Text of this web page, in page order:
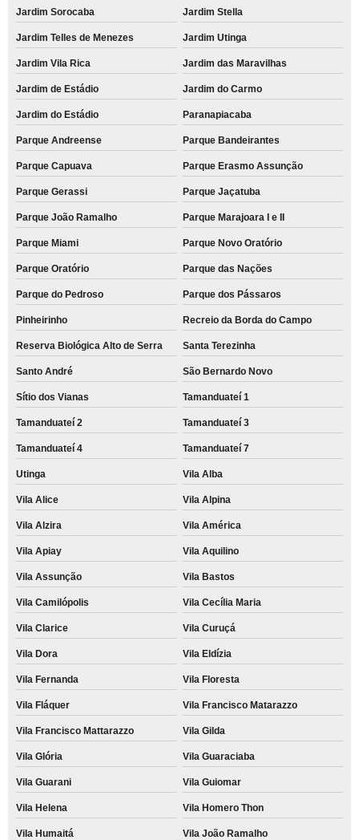
comodato de impressora a laser monocromática valores Pirituba
comodato de impressora para empresa valores Jardim dos Camargos
comodato de impressora a laser multifuncional colorida Vila Musa
onde faço comodato de impressora multifuncional para escritório Arco-Verde
comodato de impressora para empresa valores Jardim dos Camargos
comodato de impressoras a laser multifuncional São Miguel
comodato de impressora para evento Jardim Santo Antônio
comodato de impressora para escola Rio Cotia
onde faço comodato de impressora para empresa Jardim Ocara
comodato de impressoras a laser multifuncional São Miguel
comodato de impressora multifuncional valores Jardim Aclimação
empresa que faz comodato de impressora a laser monocromática Vila
Assunção
onde faço comodato de impressora a laser monocromática Vila Guiomar
comodato de impressora a laser multifuncional valores Jardim Jamaica
empresa que faz comodato de impressora a laser multifuncional Vila
Príncipe de Gales
comodato de impressora a laser colorida valores Jardim Alvorada
Alto de Serra
onde faço comodato de impressora a laser multifuncional Santa Terezinha
comodato de impressora a laser multifuncional colorida valores São
comodato de impressoras para evento Pompéia
onde faço comodato de impressora multifuncional para empresa Bangú
comodato de impressoras multifuncional São Joaquim
onde faço comodato de impressora para evento Vila São Rafael
comodato de impressora multifuncional para empresa Reserva Biológica
Alto de Serra
comodato de impressora para escola valores São Miguel
comodato de impressora multifuncional Vila Santa Tereza
comodato de impressoras a laser colorida Pompéia
Jardim Sorocaba Jardim Stella
Jardim Telles de Menezes Jardim Utinga
Jardim Vila Rica Jardim das Maravilhas
Jardim de Estádio Jardim do Carmo
Jardim do Estádio Paranapiacaba
Parque Andreense Parque Bandeirantes
Parque Capuava Parque Erasmo Assunção
Parque Gerassi Parque Jaçatuba
Parque João Ramalho Parque Marajoara I e II
Parque Miami Parque Novo Oratório
Parque Oratório Parque das Nações
Parque do Pedroso Parque dos Pássaros
Pinheirinho Recreio da Borda do Campo
Reserva Biológica Alto de Serra Santa Terezinha
Santo André São Bernardo Novo
Sítio dos Vianas Tamanduateí 1
Tamanduateí 2 Tamanduateí 3
Tamanduateí 4 Tamanduateí 7
Utinga Vila Alba
Vila Alice Vila Alpina
Vila Alzira Vila América
Vila Apiay Vila Aquilino
Vila Assunção Vila Bastos
Vila Camilópolis Vila Cecília Maria
Vila Clarice Vila Curuçá
Vila Dora Vila Eldízia
Vila Fernanda Vila Floresta
Vila Fláquer Vila Francisco Matarazzo
Vila Francisco Mattarazzo Vila Gilda
Vila Glória Vila Guaraciaba
Vila Guarani Vila Guiomar
Vila Helena Vila Homero Thon
Vila Humaitá Vila João Ramalho